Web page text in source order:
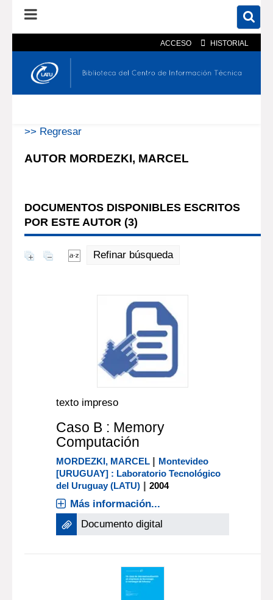
ACCESO HISTORIAL
En el catálogo En el sitio
>> Regresar
AUTOR MORDEZKI, MARCEL
DOCUMENTOS DISPONIBLES ESCRITOS
POR ESTE AUTOR (3)
Refinar búsqueda
texto impreso
Caso B : Memory
Computación
MORDEZKI, MARCEL | Montevideo
[URUGUAY] : Laboratorio Tecnológico
del Uruguay (LATU) |2004
Más información...
Documento digital